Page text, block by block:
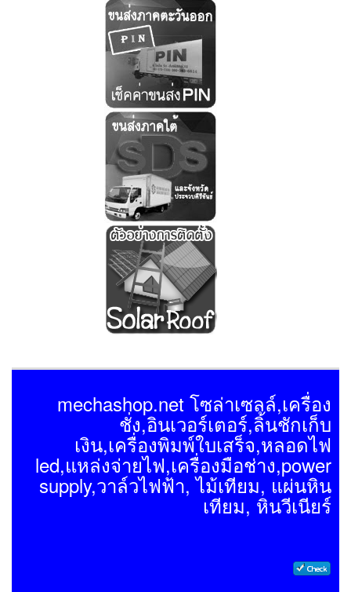
mechashop.net โซล่าเซลล์,เครื่อง
ชั่ง,อินเวอร์เตอร์,ลิ้นชักเก็บ
เงิน,เครื่องพิมพ์ใบเสร็จ,หลอดไฟ
led,แหล่งจ่ายไฟ,เครื่องมือช่าง,power
supply,วาล์วไฟฟ้า, ไม้เทียม, แผ่นหิน
เทียม, หินวีเนียร์